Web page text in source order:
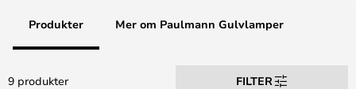
Produkter Mer om Paulmann Gulvlamper
9 produkter FILTER